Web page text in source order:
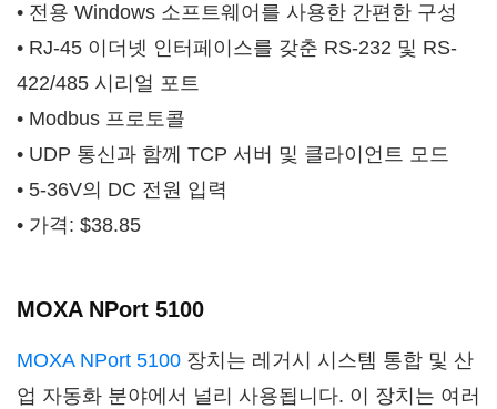
• 전용 Windows 소프트웨어를 사용한 간편한 구성
• RJ-45 이더넷 인터페이스를 갖춘 RS-232 및 RS-
422/485 시리얼 포트
• Modbus 프로토콜
• UDP 통신과 함께 TCP 서버 및 클라이언트 모드
• 5-36V의 DC 전원 입력
• 가격: $38.85
MOXA NPort 5100
MOXA NPort 5100 장치는 레거시 시스템 통합 및 산
업 자동화 분야에서 널리 사용됩니다. 이 장치는 여러